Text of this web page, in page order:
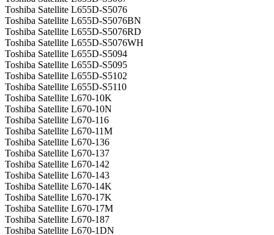
Toshiba Satellite L655D-S5076
Toshiba Satellite L655D-S5076BN
Toshiba Satellite L655D-S5076RD
Toshiba Satellite L655D-S5076WH
Toshiba Satellite L655D-S5094
Toshiba Satellite L655D-S5095
Toshiba Satellite L655D-S5102
Toshiba Satellite L655D-S5110
Toshiba Satellite L670-10K
Toshiba Satellite L670-10N
Toshiba Satellite L670-116
Toshiba Satellite L670-11M
Toshiba Satellite L670-136
Toshiba Satellite L670-137
Toshiba Satellite L670-142
Toshiba Satellite L670-143
Toshiba Satellite L670-14K
Toshiba Satellite L670-17K
Toshiba Satellite L670-17M
Toshiba Satellite L670-187
Toshiba Satellite L670-1DN